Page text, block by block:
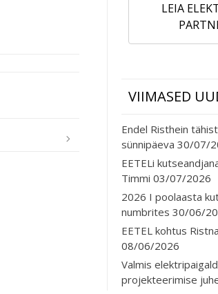
LEIA
VIIMASED
Endel Risthein
sünnipäeva 30/07/
EETELi
Timmi 03/07/2026
2026 I poolaasta
numbrites 30/06/
EETEL kohtus
08/06/2026
Valmis
projekteerimise